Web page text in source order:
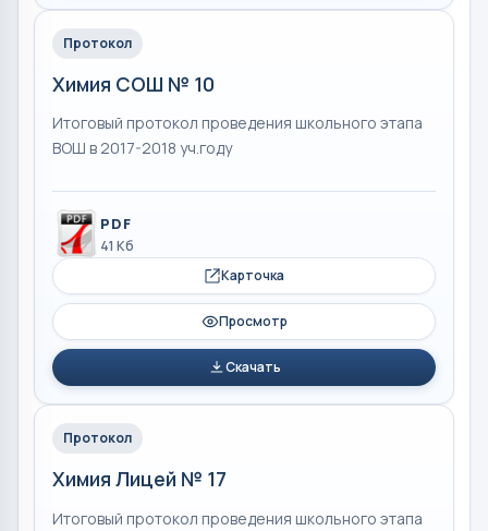
Протокол
Химия СОШ № 10
Итоговый протокол проведения школьного этапа
ВОШ в 2017-2018 уч.году
PDF
41 Кб
Карточка
Просмотр
Скачать
Протокол
Химия Лицей № 17
Итоговый протокол проведения школьного этапа